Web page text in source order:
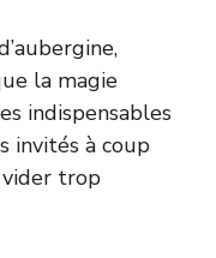
la magie
indispensables
invités à coup
vider trop